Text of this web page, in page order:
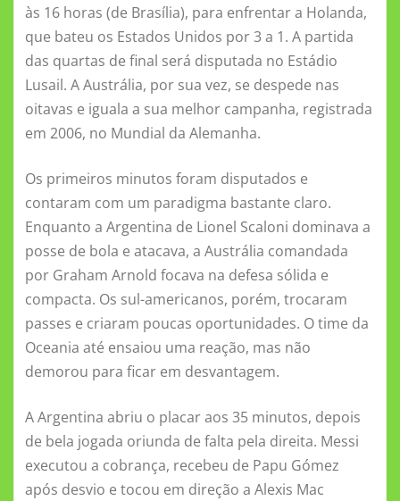
às 16 horas (de Brasília), para enfrentar a Holanda,
que bateu os Estados Unidos por 3 a 1. A partida
das quartas de final será disputada no Estádio
Lusail. A Austrália, por sua vez, se despede nas
oitavas e iguala a sua melhor campanha, registrada
em 2006, no Mundial da Alemanha.
Os primeiros minutos foram disputados e
contaram com um paradigma bastante claro.
Enquanto a Argentina de Lionel Scaloni dominava a
posse de bola e atacava, a Austrália comandada
por Graham Arnold focava na defesa sólida e
compacta. Os sul-americanos, porém, trocaram
passes e criaram poucas oportunidades. O time da
Oceania até ensaiou uma reação, mas não
demorou para ficar em desvantagem.
A Argentina abriu o placar aos 35 minutos, depois
de bela jogada oriunda de falta pela direita. Messi
executou a cobrança, recebeu de Papu Gómez
após desvio e tocou em direção a Alexis Mac